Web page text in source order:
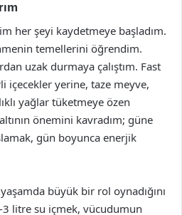
her şeyi kaydetmeye başladım.
temellerini öğrendim.
uzak durmaya çalıştım. Fast
içecekler yerine, taze meyve,
yağlar tüketmeye özen
önemini kavradım; güne
gün boyunca enerjik
büyük bir rol oynadığını
litre su içmek, vücudumun